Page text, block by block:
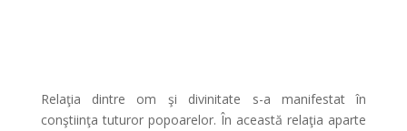
Relaţia dintre om şi divinitate s-a manifestat în
conştiinţa tuturor popoarelor. În această relaţia aparte